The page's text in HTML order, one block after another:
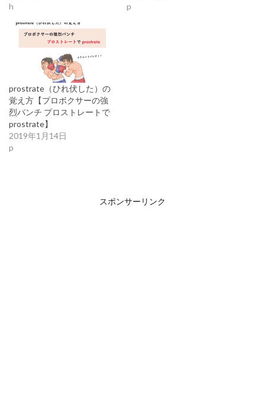
h
p
prostrate（ひれ伏した）の
覚え方【プロボクサーの強
烈パンチ プロストレートで
prostrate】
2019年1月14日
p
スポンサーリンク